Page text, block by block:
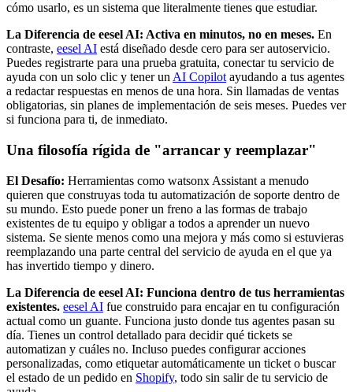
cómo usarlo, es un sistema que literalmente tienes que estudiar.
La Diferencia de eesel AI: Activa en minutos, no en meses. En
contraste, eesel AI está diseñado desde cero para ser autoservicio.
Puedes registrarte para una prueba gratuita, conectar tu servicio de
ayuda con un solo clic y tener un AI Copilot ayudando a tus agentes
a redactar respuestas en menos de una hora. Sin llamadas de ventas
obligatorias, sin planes de implementación de seis meses. Puedes ver
si funciona para ti, de inmediato.
Una filosofía rígida de "arrancar y reemplazar"
El Desafío: Herramientas como watsonx Assistant a menudo
quieren que construyas toda tu automatización de soporte dentro de
su mundo. Esto puede poner un freno a las formas de trabajo
existentes de tu equipo y obligar a todos a aprender un nuevo
sistema. Se siente menos como una mejora y más como si estuvieras
reemplazando una parte central del servicio de ayuda en el que ya
has invertido tiempo y dinero.
La Diferencia de eesel AI: Funciona dentro de tus herramientas
existentes. eesel AI fue construido para encajar en tu configuración
actual como un guante. Funciona justo donde tus agentes pasan su
día. Tienes un control detallado para decidir qué tickets se
automatizan y cuáles no. Incluso puedes configurar acciones
personalizadas, como etiquetar automáticamente un ticket o buscar
el estado de un pedido en Shopify, todo sin salir de tu servicio de